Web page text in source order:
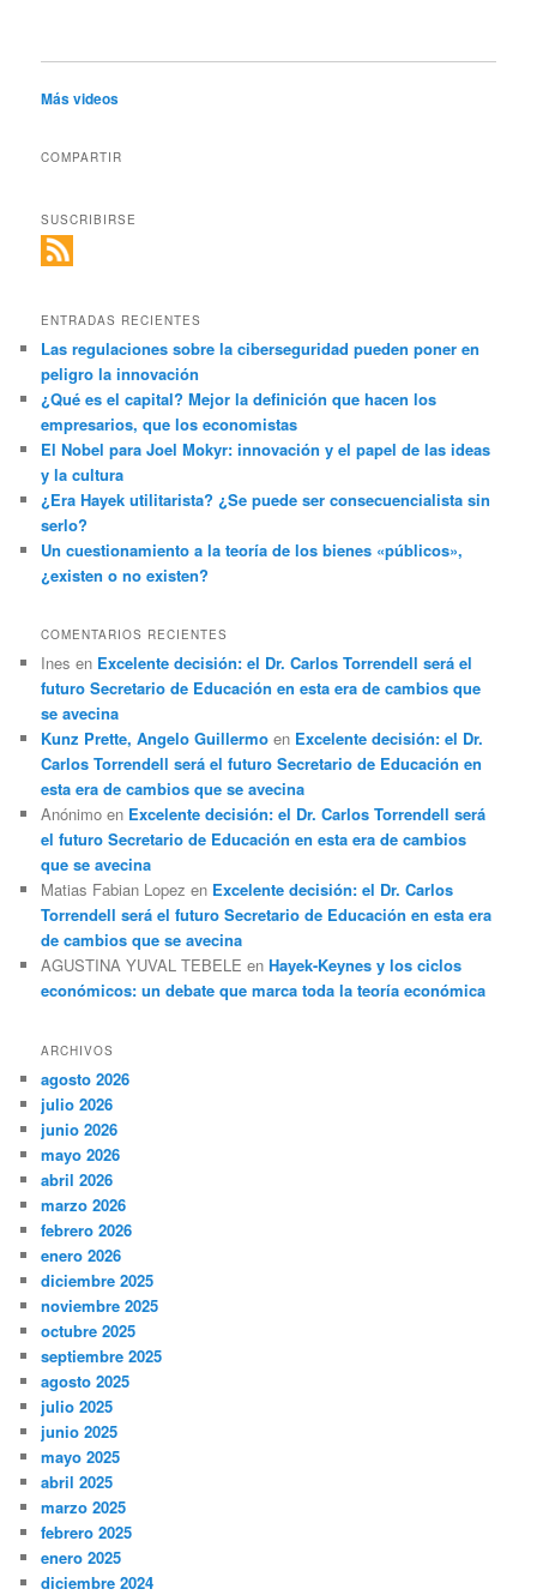
Más videos
COMPARTIR
SUSCRIBIRSE
ENTRADAS RECIENTES
Las regulaciones sobre la ciberseguridad pueden poner en
peligro la innovación
¿Qué es el capital? Mejor la definición que hacen los
empresarios, que los economistas
El Nobel para Joel Mokyr: innovación y el papel de las ideas
y la cultura
¿Era Hayek utilitarista? ¿Se puede ser consecuencialista sin
serlo?
Un cuestionamiento a la teoría de los bienes «públicos»,
¿existen o no existen?
COMENTARIOS RECIENTES
Ines en Excelente decisión: el Dr. Carlos Torrendell será el
futuro Secretario de Educación en esta era de cambios que
se avecina
Kunz Prette, Angelo Guillermo en Excelente decisión: el Dr.
Carlos Torrendell será el futuro Secretario de Educación en
esta era de cambios que se avecina
Anónimo en Excelente decisión: el Dr. Carlos Torrendell será
el futuro Secretario de Educación en esta era de cambios
que se avecina
Matias Fabian Lopez en Excelente decisión: el Dr. Carlos
Torrendell será el futuro Secretario de Educación en esta era
de cambios que se avecina
AGUSTINA YUVAL TEBELE enHayek-Keynes y los ciclos
económicos: un debate que marca toda la teoría económica
ARCHIVOS
agosto 2026
julio 2026
junio 2026
mayo 2026
abril 2026
marzo 2026
febrero 2026
enero 2026
diciembre 2025
noviembre 2025
octubre 2025
septiembre 2025
agosto 2025
julio 2025
junio 2025
mayo 2025
abril 2025
marzo 2025
febrero 2025
enero 2025
diciembre 2024